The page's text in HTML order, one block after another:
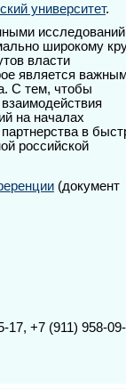
университет.
исследований
широкому
власти
является
С тем, чтобы
на началах
в
российской
(документ
17, +7 (911) 958-